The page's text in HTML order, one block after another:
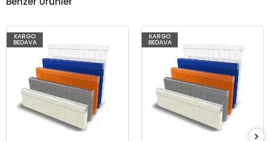
KARGO
BEDAVA
KARGO
BEDAVA